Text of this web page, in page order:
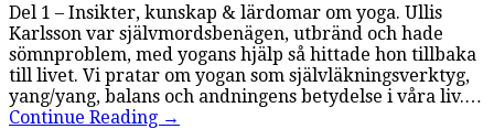
Del 1 – Insikter, kunskap & lärdomar om yoga. Ullis
Karlsson var självmordsbenägen, utbränd och hade
sömnproblem, med yogans hjälp så hittade hon tillbaka
till livet. Vi pratar om yogan som självläkningsverktyg,
yang/yang, balans och andningens betydelse i våra liv.…
Continue Reading →